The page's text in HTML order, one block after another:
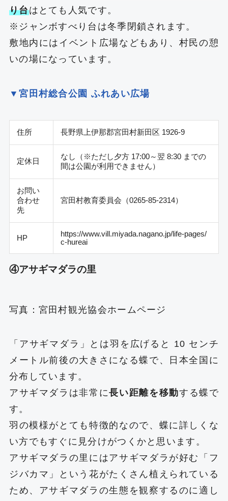
り台はとても人気です。
※ジャンボすべり台は冬季閉鎖されます。
敷地内にはイベント広場などもあり、村民の憩
いの場になっています。
▼宮田村総合公園 ふれあい広場
住所 長野県上伊那郡宮田村新田区 1926-9
定休日
なし（※ただし夕方 17:00～翌 8:30 までの
間は公園が利用できません）
お問い
合わせ
先
宮田村教育委員会（0265-85-2314）
HP
https://www.vill.miyada.nagano.jp/life-pages/
c-hureai
④アサギマダラの里
写真： 宮田村観光協会ホームページ
「アサギマダラ」とは羽を広げると 10 センチ
メートル前後の大きさになる蝶で、日本全国に
分布しています。
アサギマダラは非常に長い距離を移動する蝶で
す。
羽の模様がとても特徴的なので、蝶に詳しくな
い方でもすぐに見分けがつくかと思います。
アサギマダラの里にはアサギマダラが好む「フ
ジバカマ」という花がたくさん植えられている
ため、アサギマダラの生態を観察するのに適し